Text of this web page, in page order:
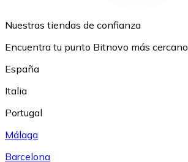
Nuestras tiendas de confianza
Encuentra tu punto Bitnovo más cercano
España
Italia
Portugal
Málaga
Barcelona